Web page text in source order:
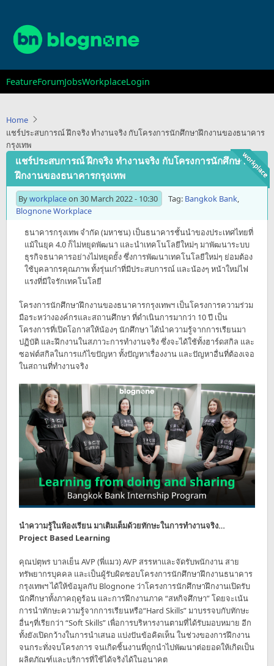
main
content
Main
navigation
FeatureForumJobsWorkplaceLogin
Home
แชร์ประสบการณ์ ฝึกจริง ทำงานจริง กับโครงการนักศึกษาฝึกงานของธนาคาร
กรุงเทพ
แชร์ประสบการณ์ ฝึกจริง ทำงานจริง กับโครงการนักศึกษา
ฝึกงานของธนาคารกรุงเทพ
Byworkplaceon 30 March 2022 - 10:30 Tag: Bangkok Bank,
Blognone Workplace
ธนาคารกรุงเทพ จำกัด (มหาชน) เป็นธนาคารชั้นนำของประเทศไทยที่
แม้ในยุค 4.0 ก็ไม่หยุดพัฒนา และนำเทคโนโลยีใหม่ๆ มาพัฒนาระบบ
ธุรกิจธนาคารอย่างไม่หยุดยั้ง ซึ่งการพัฒนาเทคโนโลยีใหม่ๆ ย่อมต้อง
ใช้บุคลากรคุณภาพ ทั้งรุ่นเก๋าที่มีประสบการณ์ และน้องๆ หน้าใหม่ไฟ
แรงที่มีใจรักเทคโนโลยี
โครงการนักศึกษาฝึกงานของธนาคารกรุงเทพฯ เป็นโครงการความร่วม
มือระหว่างองค์กรและสถานศึกษา ที่ดำเนินการมากว่า 10 ปี เป็น
โครงการที่เปิดโอกาสให้น้องๆ นักศึกษา ได้นำความรู้จากการเรียนมา
ปฏิบัติ และฝึกงานในสภาวะการทำงานจริง ซึ่งจะได้ใช้ทั้งฮาร์ดสกิล และ
ซอฟต์สกิลในการแก้ไขปัญหา ทั้งปัญหาเรื่องงาน และปัญหาอื่นที่ต้องเจอ
ในสถานที่ทำงานจริง
นำความรู้ในห้องเรียน มาเติมเต็มด้วยทักษะในการทำงานจริง…
Project Based Learning
คุณปตุพร บาลเย็น AVP (พี่แมว) AVP สรรหาและจัดรับพนักงาน สาย
ทรัพยากรบุคคล และเป็นผู้รับผิดชอบโครงการนักศึกษาฝึกงานธนาคาร
กรุงเทพฯ ได้ให้ข้อมูลกับ Blognone ว่าโครงการนักศึกษาฝึกงานเปิดรับ
นักศึกษาทั้งภาคฤดูร้อน และการฝึกงานภาค “สหกิจศึกษา” โดยจะเน้น
การนำทักษะความรู้จากการเรียนหรือ“Hard Skills” มาบรรจบกับทักษะ
อื่นๆที่เรียกว่า “Soft Skills” เพื่อการบริหารงานตามที่ได้รับมอบหมาย อีก
ทั้งยังเปิดกว้างในการนำเสนอ แบ่งปันข้อคิดเห็น ในช่วงของการฝึกงาน
จนกระทั่งจบโครงการ จนเกิดชิ้นงานที่ถูกนำไปพัฒนาต่อยอดให้เกิดเป็น
ผลิตภัณฑ์และบริการที่ใช้ได้จริงได้ในอนาคต